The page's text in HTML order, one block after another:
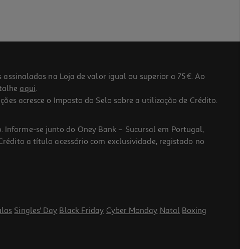
na Loja de valor igual ou superior a 75€. Ao
aqui.
acresce o Imposto do Selo sobre a utilização de Crédito.
se junto do Oney Bank – Sucursal em Portugal,
a título acessório com exclusividade, registado no
Singles' Day Black Friday Cyber Monday Natal Boxing